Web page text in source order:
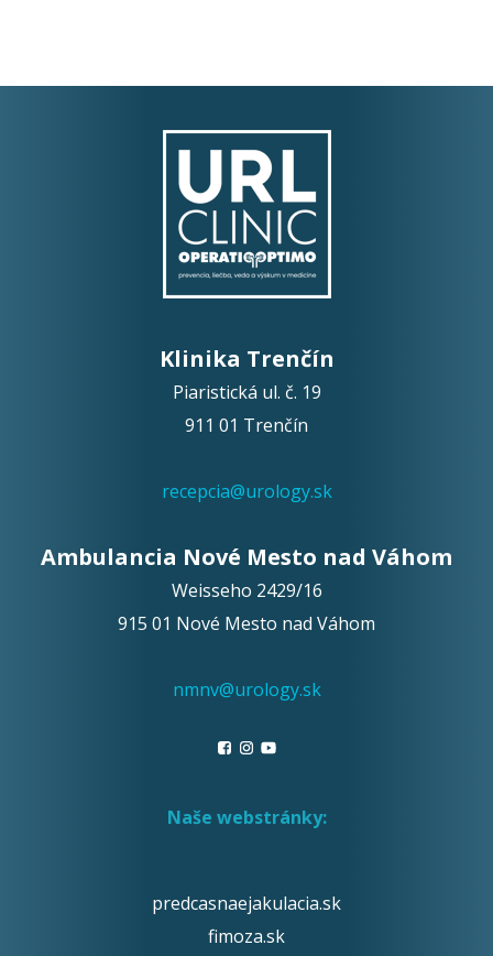
Klinika Trenčín
Piaristická ul. č. 19
911 01 Trenčín
recepcia@urology.sk
Ambulancia Nové Mesto nad Váhom
Weisseho 2429/16
915 01 Nové Mesto nad Váhom
nmnv@urology.sk
Naše webstránky:
predcasnaejakulacia.sk
fimoza.sk